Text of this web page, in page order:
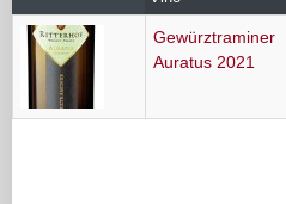
Gewürztraminer
Auratus 2021